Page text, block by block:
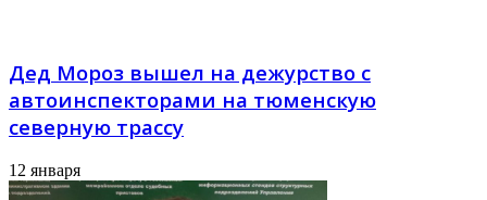
Дед Мороз вышел на дежурство с
автоинспекторами на тюменскую
северную трассу
12 января